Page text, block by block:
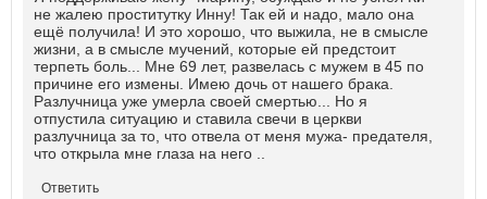
не жалею проститутку Инну! Так ей и надо, мало она
ещё получила! И это хорошо, что выжила, не в смысле
жизни, а в смысле мучений, которые ей предстоит
терпеть боль... Мне 69 лет, развелась с мужем в 45 по
причине его измены. Имею дочь от нашего брака.
Разлучница уже умерла своей смертью... Но я
отпустила ситуацию и ставила свечи в церкви
разлучница за то, что отвела от меня мужа- предателя,
что открыла мне глаза на него ..
Ответить